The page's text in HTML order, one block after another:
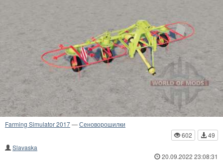
Farming Simulator 2017—Сеноворошилки
602
49
Slavaska
20.09.2022 23:08:31